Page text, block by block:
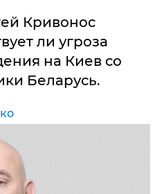
Кривонос
ли угроза
на Киев со
Беларусь.